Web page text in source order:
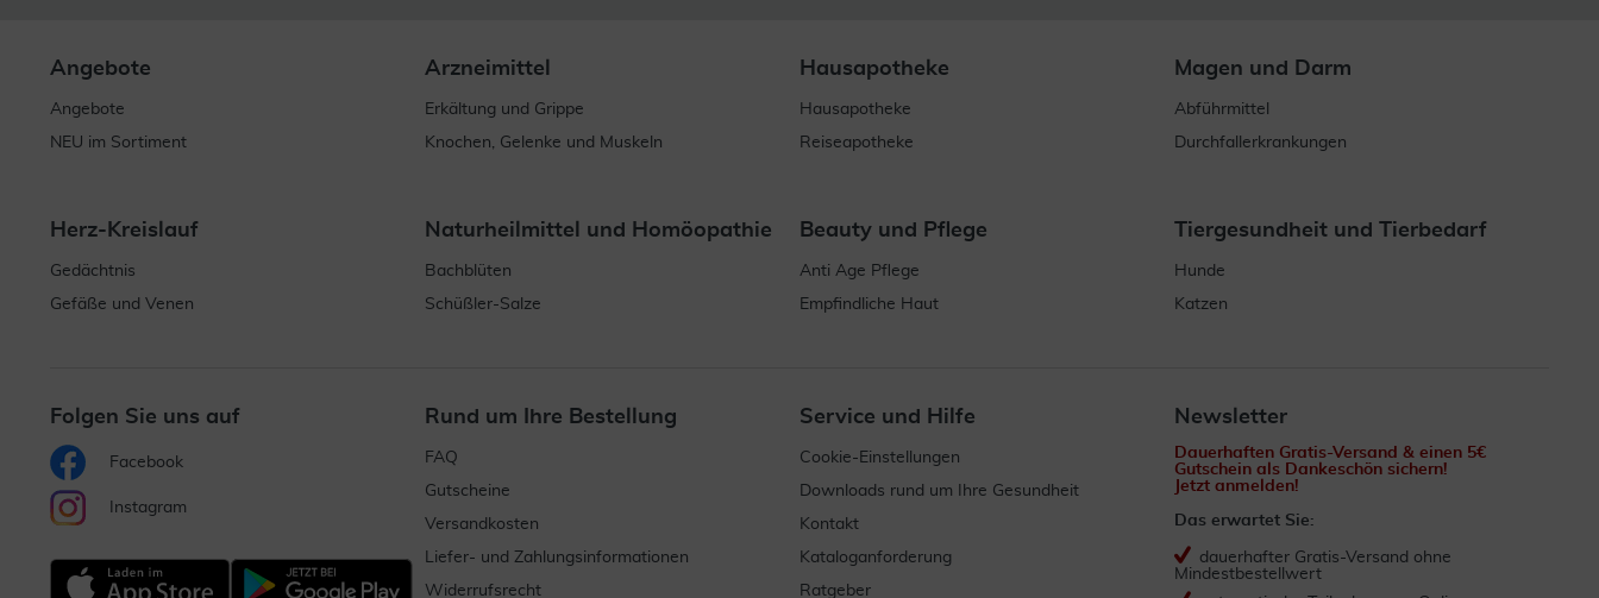
Angebote
Angebote
NEU im Sortiment
Arzneimittel
Erkältung und Grippe
Knochen, Gelenke und Muskeln
Hausapotheke
Hausapotheke
Reiseapotheke
Magen und Darm
Abführmittel
Durchfallerkrankungen
Herz-Kreislauf
Gedächtnis
Gefäße und Venen
Naturheilmittel und Homöopathie
Bachblüten
Schüßler-Salze
Beauty und Pflege
Anti Age Pflege
Empfindliche Haut
Tiergesundheit und Tierbedarf
Hunde
Katzen
Folgen Sie uns auf
Facebook
Instagram
Rund um Ihre Bestellung
FAQ
Gutscheine
Versandkosten
Liefer- und Zahlungsinformationen
Widerrufsrecht
Service und Hilfe
Cookie-Einstellungen
Downloads rund um Ihre Gesundheit
Kontakt
Kataloganforderung
Ratgeber
Newsletter
Dauerhaften Gratis-Versand & einen 5€
Gutschein als Dankeschön sichern!
Jetzt anmelden!
Das erwartet Sie:
dauerhafter Gratis-Versand ohne
Mindestbestellwert